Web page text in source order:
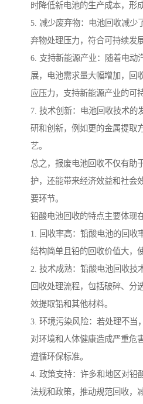
时降低新电池的生产成本，形
5. 减少废弃物：电池回收减少
弃物处理压力，符合可持续发
6. 支持新能源产业：随着电动
展，电池需求量大幅增加，回
应压力，支持新能源产业的可
7. 技术创新：电池回收技术的
研和创新，例如更的金属提取
艺。
总之，报废电池回收不仅有助
护，还能带来经济效益和社会
要环节。
铅酸电池回收的特点主要体现
1. 回收率高：铅酸电池的回收
结构简单且铅的回收价值大，
2. 技术成熟：铅酸电池回收技
回收处理流程，包括破碎、分
效提取铅和其他材料。
3. 环境污染风险：若处理不当
对环境和人体健康造成严重危
遵循环保标准。
4. 政策支持：许多和地区对铅
法规和政策，推动规范回收，